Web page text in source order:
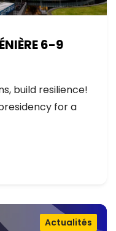
6-9
build resilience!
for a
Actualités